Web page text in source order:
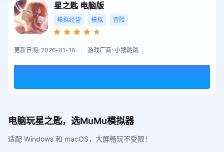
星之匙 电脑版
模拟经营 模拟 冒险
更新日期: 2026-01-16 游戏厂商: 小猴跳跳
电脑玩星之匙，选MuMu模拟器
适配 Windows 和 macOS，大屏畅玩不受限！